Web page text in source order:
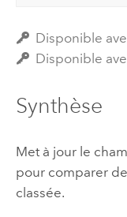
Disponible
Disponible
Synthèse
Met à jour le
pour comparer
classée.